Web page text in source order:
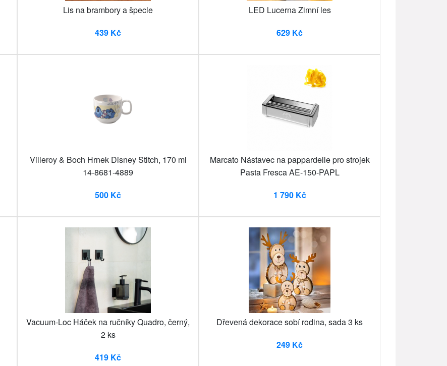
Lis na brambory a špecle
439 Kč
LED Lucerna Zimní les
629 Kč
Villeroy & Boch Hrnek Disney Stitch, 170 ml
14-8681-4889
500 Kč
Marcato Nástavec na pappardelle pro strojek
Pasta Fresca AE-150-PAPL
1 790 Kč
Vacuum-Loc Háček na ručníky Quadro, černý,
2 ks
419 Kč
Dřevená dekorace sobí rodina, sada 3 ks
249 Kč